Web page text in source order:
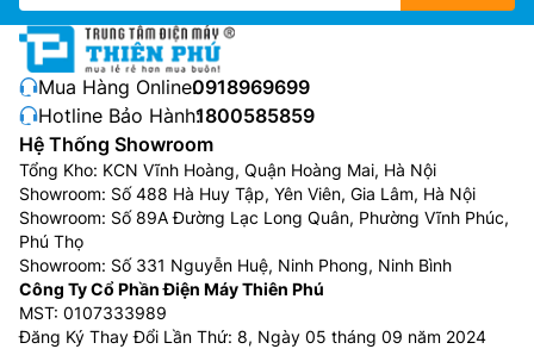
Mua Hàng Online:0918969699
Hotline Bảo Hành:1800585859
Hệ Thống Showroom
Tổng Kho: KCN Vĩnh Hoàng, Quận Hoàng Mai, Hà Nội
Showroom: Số 488 Hà Huy Tập, Yên Viên, Gia Lâm, Hà Nội
Showroom: Số 89A Đường Lạc Long Quân, Phường Vĩnh Phúc,
Phú Thọ
Showroom: Số 331 Nguyễn Huệ, Ninh Phong, Ninh Bình
Công Ty Cổ Phần Điện Máy Thiên Phú
MST: 0107333989
Đăng Ký Thay Đổi Lần Thứ: 8, Ngày 05 tháng 09 năm 2024